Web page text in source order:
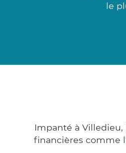
le
Impanté à
financières comme